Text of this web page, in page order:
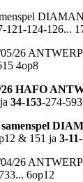
121-124-126...
05/26
4op8
26 HAFO
34-153-274-
samenspel
& 151 ja 3-11
04/26
6op12